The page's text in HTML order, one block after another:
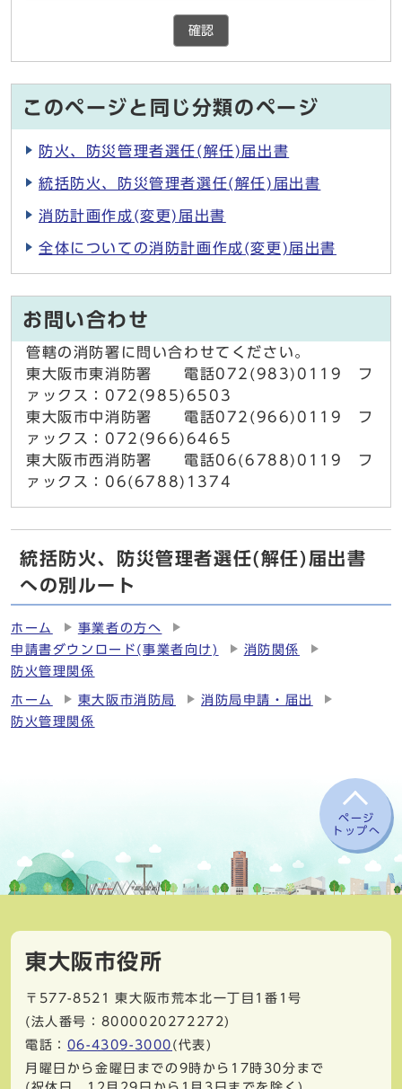
確認
このページと同じ分類のページ
防火、防災管理者選任(解任)届出書
統括防火、防災管理者選任(解任)届出書
消防計画作成(変更)届出書
全体についての消防計画作成(変更)届出書
お問い合わせ
管轄の消防署に問い合わせてください。
東大阪市東消防署 電話072(983)0119 フ
ァックス：072(985)6503
東大阪市中消防署 電話072(966)0119 フ
ァックス：072(966)6465
東大阪市西消防署 電話06(6788)0119 フ
ァックス：06(6788)1374
統括防火、防災管理者選任(解任)届出書
への別ルート
ホーム
事業者の方へ
申請書ダウンロード(事業者向け)
消防関係
防火管理関係
ホーム 東大阪市消防局
消防局申請・届出
防火管理関係
ページ
トップへ
東大阪市役所
〒577-8521
東大阪市荒本北一丁目1番1号
(法人番号：8000020272272)
電話： 06-4309-3000 (代表)
月曜日から金曜日までの9時から17時30分まで